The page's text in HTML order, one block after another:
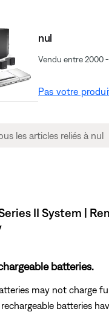
nul
Vendu entre 2000
Pas votre
II System |
batteries.
may not charge
batteries